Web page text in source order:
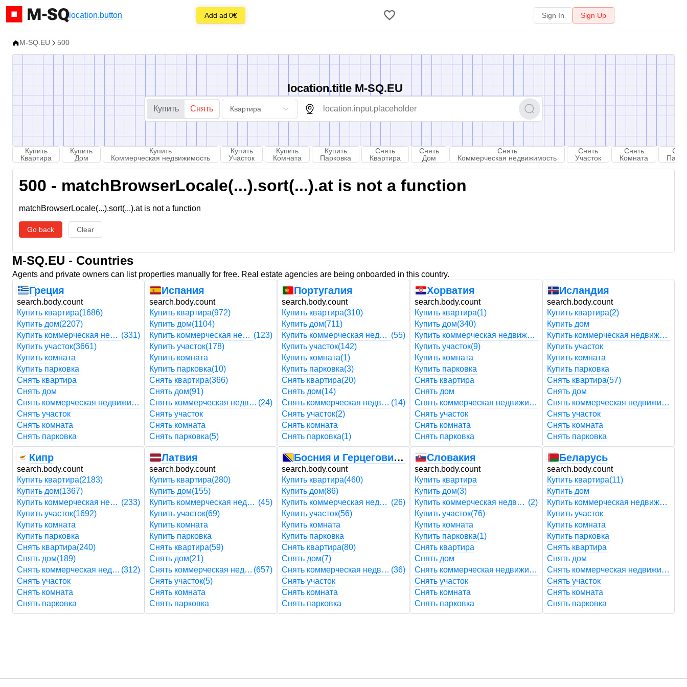
location.button Add ad 0€ Sign In Sign Up
M-SQ.EU 500
location.title M-SQ.EU
Купить Снять Квартира
Купить
Квартира
Купить
Дом
Купить
Коммерческая недвижимость
Купить
Участок
Купить
Комната
Купить
Парковка
Снять
Квартира
Снять
Дом
Снять
Коммерческая недвижимость
Снять
Участок
Снять
Комната
500 - matchBrowserLocale(...).sort(...).at is not a function
matchBrowserLocale(...).sort(...).at is not a function
Go back Clear
M-SQ.EU - Countries
Agents and private owners can list properties manually for free. Real estate agencies are being onboarded in this country.
Греция
search.body.count
Купить квартира(1686)
Купить дом(2207)
Купить коммерческая недвижимость (331)
Купить участок(3661)
Купить комната
Купить парковка
Снять квартира
Снять дом
Снять коммерческая недвижимость
Снять участок
Снять комната
Снять парковка
Кипр
search.body.count
Купить квартира(2183)
Купить дом(1367)
Купить коммерческая недвижимость (233)
Купить участок(1692)
Купить комната
Купить парковка
Снять квартира(240)
Снять дом(189)
Снять коммерческая недвижимость (312)
Снять участок
Снять комната
Снять парковка
Испания
search.body.count
Купить квартира(972)
Купить дом(1104)
Купить коммерческая недвижимость (123)
Купить участок(178)
Купить комната
Купить парковка(10)
Снять квартира(366)
Снять дом(91)
Снять коммерческая недвижимость (24)
Снять участок
Снять комната
Снять парковка(5)
Латвия
search.body.count
Купить квартира(280)
Купить дом(155)
Купить коммерческая недвижимость (45)
Купить участок(69)
Купить комната
Купить парковка
Снять квартира(59)
Снять дом(21)
Снять коммерческая недвижимость (657)
Снять участок(5)
Снять комната
Снять парковка
Португалия
search.body.count
Купить квартира(310)
Купить дом(711)
Купить коммерческая недвижимость (55)
Купить участок(142)
Купить комната(1)
Купить парковка(3)
Снять квартира(20)
Снять дом(14)
Снять коммерческая недвижимость (14)
Снять участок(2)
Снять комната
Снять парковка(1)
Босния и Герцеговина
search.body.count
Купить квартира(460)
Купить дом(86)
Купить коммерческая недвижимость (26)
Купить участок(56)
Купить комната
Купить парковка
Снять квартира(80)
Снять дом(7)
Снять коммерческая недвижимость (36)
Снять участок
Снять комната
Снять парковка
Хорватия
search.body.count
Купить квартира(1)
Купить дом(340)
Купить коммерческая недвижимость
Купить участок(9)
Купить комната
Купить парковка
Снять квартира
Снять дом
Снять коммерческая недвижимость
Снять участок
Снять комната
Снять парковка
Словакия
search.body.count
Купить квартира
Купить дом(3)
Купить коммерческая недвижимость (2)
Купить участок(76)
Купить комната
Купить парковка(1)
Снять квартира
Снять дом
Снять коммерческая недвижимость
Снять участок
Снять комната
Снять парковка
Исландия
search.body.count
Купить квартира(2)
Купить дом
Купить коммерческая недвижимость
Купить участок
Купить комната
Купить парковка
Снять квартира(57)
Снять дом
Снять коммерческая недвижимость
Снять участок
Снять комната
Снять парковка
Беларусь
search.body.count
Купить квартира(11)
Купить дом
Купить коммерческая недвижимость
Купить участок
Купить комната
Купить парковка
Снять квартира
Снять дом
Снять коммерческая недвижимость
Снять участок
Снять комната
Снять парковка